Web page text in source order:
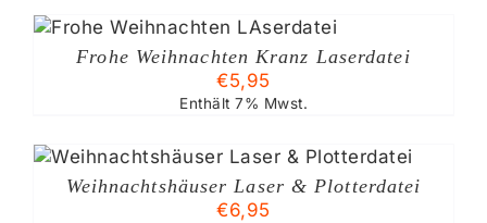
Frohe Weihnachten Kranz Laserdatei
€5,95
Enthält 7% Mwst.
Weihnachtshäuser Laser & Plotterdatei
€6,95